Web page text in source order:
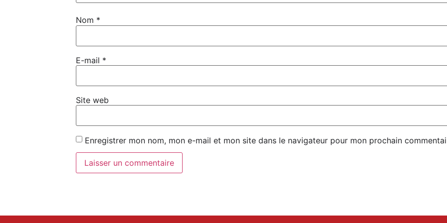
Nom *
E-mail *
Site web
Enregistrer mon nom, mon e-mail et mon site dans le navigateur pour mon prochain